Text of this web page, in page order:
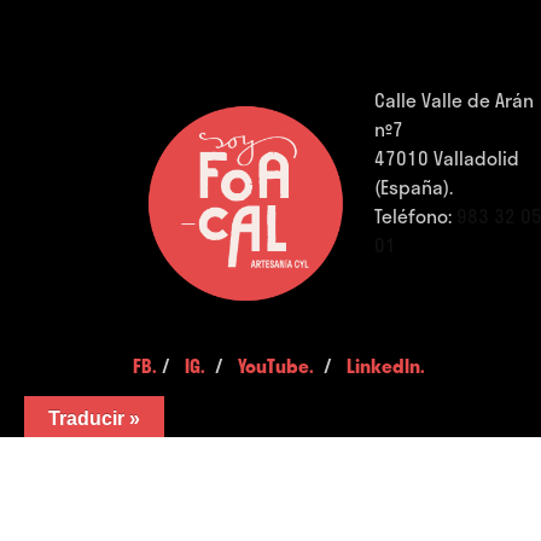
Calle Valle de Arán
nº7
47010 Valladolid
(España).
Teléfono:
FB. /IG. /YouTube. /LinkedIn.
Traducir »